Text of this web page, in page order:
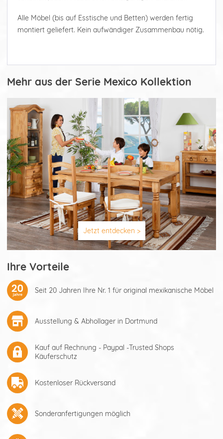
Alle Möbel (bis auf Esstische und Betten) werden fertig
montiert geliefert. Kein aufwändiger Zusammenbau nötig.
Mehr aus der Serie Mexico Kollektion
Jetzt entdecken >
Ihre Vorteile
Seit 20 Jahren Ihre Nr. 1 für original mexikanische Möbel
Ausstellung & Abhollager in Dortmund
Kauf auf Rechnung - Paypal -Trusted Shops
Käuferschutz
Kostenloser Rückversand
Sonderanfertigungen möglich